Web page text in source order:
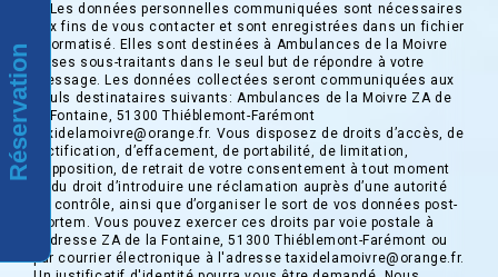
** Les données personnelles communiquées sont nécessaires
aux fins de vous contacter et sont enregistrées dans un fichier
informatisé. Elles sont destinées à Ambulances de la Moivre
et ses sous-traitants dans le seul but de répondre à votre
message. Les données collectées seront communiquées aux
seuls destinataires suivants: Ambulances de la Moivre ZA de
la Fontaine, 51300 Thiéblemont-Farémont
taxidelamoivre@orange.fr. Vous disposez de droits d’accès, de
rectification, d’effacement, de portabilité, de limitation,
d’opposition, de retrait de votre consentement à tout moment
et du droit d’introduire une réclamation auprès d’une autorité
de contrôle, ainsi que d’organiser le sort de vos données post-
mortem. Vous pouvez exercer ces droits par voie postale à
l'adresse ZA de la Fontaine, 51300 Thiéblemont-Farémont ou
par courrier électronique à l'adresse taxidelamoivre@orange.fr.
Réservation